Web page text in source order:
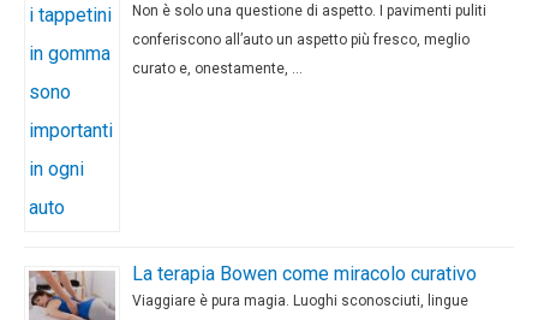
Non è solo una questione di aspetto. I pavimenti puliti
conferiscono all’auto un aspetto più fresco, meglio
curato e, onestamente, …
La terapia Bowen come miracolo curativo
Viaggiare è pura magia. Luoghi sconosciuti, lingue